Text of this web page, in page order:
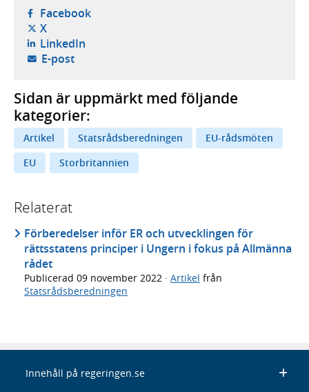
Facebook- öppnas i ny flik, extern webbplats,
X- öppnas i ny flik, extern webbplats,
LinkedIn- öppnas i ny flik, extern webbplats,
E-post- öppnar din e-postklient,
Sidan är uppmärkt med följande
kategorier:
Artikel Statsrådsberedningen
EU-rådsmöten
EU
Storbritannien
Relaterat
Förberedelser inför ER och utvecklingen för
rättsstatens principer i Ungern i fokus på Allmänna
rådet
Publicerad 09 november 2022 · Artikel från
Statsrådsberedningen
Innehåll på regeringen.se